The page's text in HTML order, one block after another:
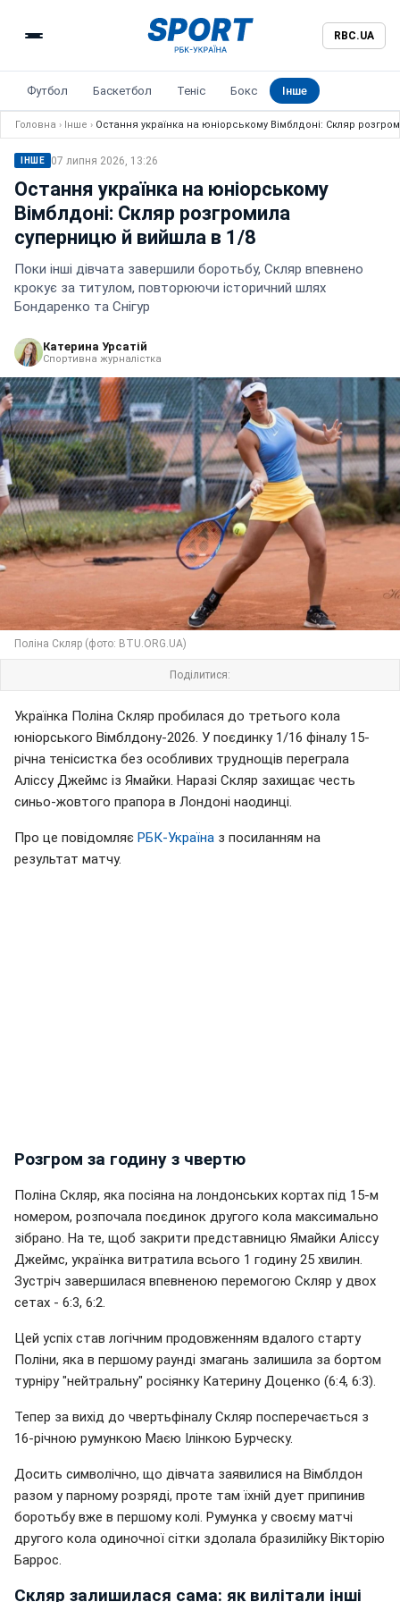
RBC.UA
Футбол Баскетбол Теніс Бокс Інше
Головна › Інше › Остання українка на юніорському Вімблдоні: Скляр
ІНШЕ 07 липня 2026, 13:26
Остання українка на юніорському
Вімблдоні: Скляр розгромила
суперницю й вийшла в 1/8
Поки інші дівчата завершили боротьбу, Скляр впевнено
крокує за титулом, повторюючи історичний шлях
Бондаренко та Снігур
Катерина Урсатій
Спортивна журналістка
Поліна Скляр (фото: BTU.ORG.UA)
Поділитися:
Українка Поліна Скляр пробилася до третього кола
юніорського Вімблдону-2026. У поєдинку 1/16 фіналу 15-
річна тенісистка без особливих труднощів переграла
Аліссу Джеймс із Ямайки. Наразі Скляр захищає честь
синьо-жовтого прапора в Лондоні наодинці.
Про це повідомляє РБК-Україна з посиланням на
результат матчу.
Розгром за годину з чвертю
Поліна Скляр, яка посіяна на лондонських кортах під 15-м
номером, розпочала поєдинок другого кола максимально
зібрано. На те, щоб закрити представницю Ямайки Аліссу
Джеймс, українка витратила всього 1 годину 25 хвилин.
Зустріч завершилася впевненою перемогою Скляр у двох
сетах - 6:3, 6:2.
Цей успіх став логічним продовженням вдалого старту
Поліни, яка в першому раунді змагань залишила за бортом
турніру "нейтральну" росіянку Катерину Доценко (6:4, 6:3).
Тепер за вихід до чвертьфіналу Скляр посперечається з
16-річною румункою Маєю Ілінкою Бурческу.
Досить символічно, що дівчата заявилися на Вімблдон
разом у парному розряді, проте там їхній дует припинив
боротьбу вже в першому колі. Румунка у своєму матчі
другого кола одиночної сітки здолала бразилійку Вікторію
Баррос.
Скляр залишилася сама: як вилітали інші